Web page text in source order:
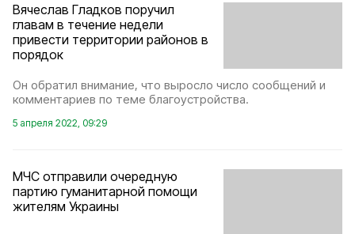
Вячеслав Гладков поручил
главам в течение недели
привести территории районов в
порядок
Он обратил внимание, что выросло число сообщений и
комментариев по теме благоустройства.
5 апреля 2022, 09:29
МЧС отправили очередную
партию гуманитарной помощи
жителям Украины